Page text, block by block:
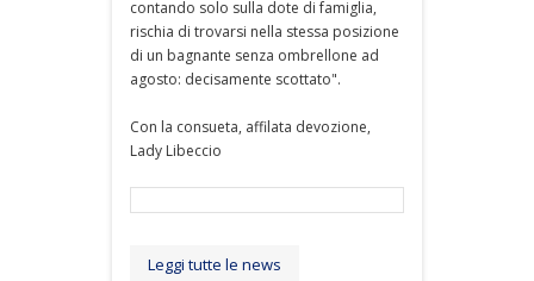
contando solo sulla dote di famiglia,
rischia di trovarsi nella stessa posizione
di un bagnante senza ombrellone ad
agosto: decisamente scottato".
Con la consueta, affilata devozione,
Lady Libeccio
Leggi tutte le news